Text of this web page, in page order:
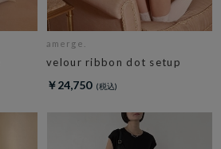
amerge.
velour ribbon dot setup
￥24,750